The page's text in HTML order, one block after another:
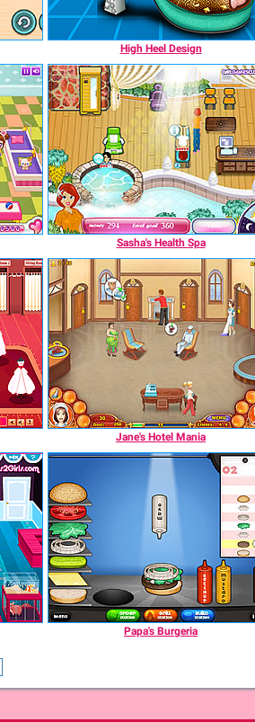
High Heel Design
Sasha's Health Spa
Jane's Hotel Mania
Papa's Burgeria